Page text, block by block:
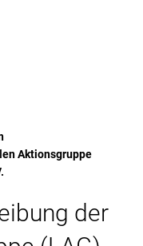
Aktionsgruppe
der